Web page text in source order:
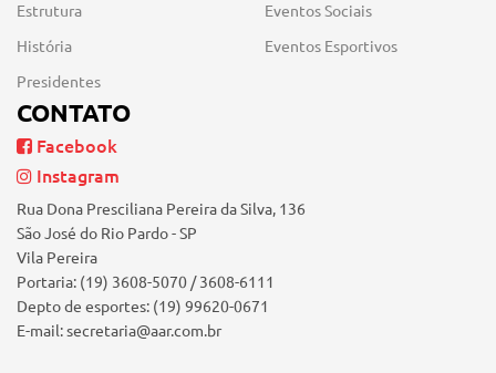
Estrutura
História
Presidentes
Eventos Sociais
Eventos Esportivos
CONTATO
Facebook
Instagram
Rua Dona Presciliana Pereira da Silva, 136
São José do Rio Pardo - SP
Vila Pereira
Portaria: (19) 3608-5070 / 3608-6111
Depto de esportes: (19) 99620-0671
E-mail: secretaria@aar.com.br